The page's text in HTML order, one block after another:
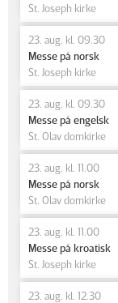
St. Joseph kirke
23. aug. kl. 09.30
Messe på norsk
St. Joseph kirke
23. aug. kl. 09.30
Messe på engelsk
St. Olav domkirke
23. aug. kl. 11.00
Messe på norsk
St. Olav domkirke
23. aug. kl. 11.00
Messe på kroatisk
St. Joseph kirke
23. aug. kl. 12.30